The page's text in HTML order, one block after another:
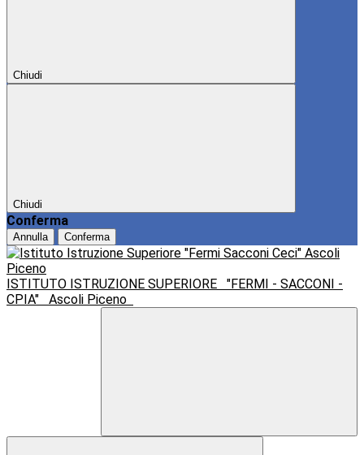
Chiudi
Chiudi
Conferma
Annulla Conferma
ISTITUTO ISTRUZIONE SUPERIORE
"FERMI - SACCONI -
CPIA"
Ascoli Piceno